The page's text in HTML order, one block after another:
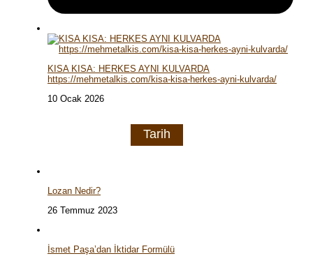
KISA KISA: HERKES AYNI KULVARDA
https://mehmetalkis.com/kisa-kisa-herkes-ayni-kulvarda/
10 Ocak 2026
Tarih
Lozan Nedir?
26 Temmuz 2023
İsmet Paşa’dan İktidar Formülü